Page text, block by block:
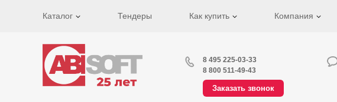
Каталог Тендеры Как купить Компания
8 495 225-03-33
8 800 511-49-43
Заказать звонок